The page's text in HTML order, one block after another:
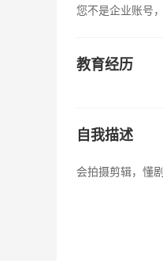
您不是企业账号
教育经历
自我描述
会拍摄剪辑，懂